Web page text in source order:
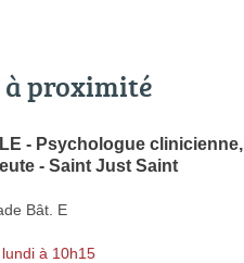
à proximité
- Psychologue clinicienne,
- Saint Just Saint
Bât. E
à 10h15